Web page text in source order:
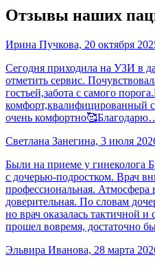
Отзывы наших
Ирина Пучкова, 20 октября
Сегодня приходила на УЗИ в
отметить сервис.
гостьей,забота с самого
комфорт,квалифицированный
очень
Светлана Занегина, 3 июля
Были на приеме у гинеколога
с дочерью-подростком. Врач
профессиональная. Атмосфера
доверительная. По словам
но врач оказалась тактичной
прошел вовремя, достаточно
Эльвира Иванова, 28 марта